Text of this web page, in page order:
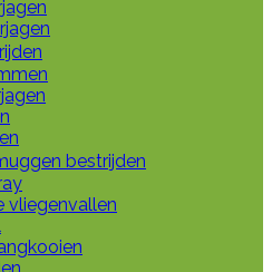
bestrijden
vliegenvallen